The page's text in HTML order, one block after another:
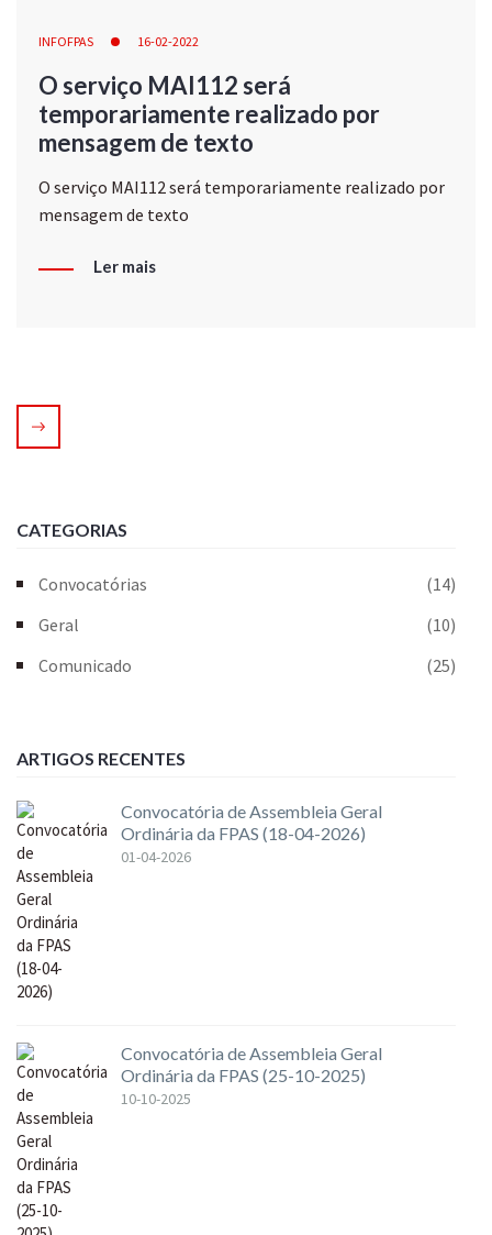
INFOFPAS 16-02-2022
O serviço MAI112 será
temporariamente realizado por
mensagem de texto
O serviço MAI112 será temporariamente realizado por
mensagem de texto
Ler mais
CATEGORIAS
Convocatórias
(14)
Geral
(10)
Comunicado
(25)
ARTIGOS RECENTES
Convocatória de Assembleia Geral
Ordinária da FPAS (18-04-2026)
01-04-2026
Convocatória de Assembleia Geral
Ordinária da FPAS (25-10-2025)
10-10-2025